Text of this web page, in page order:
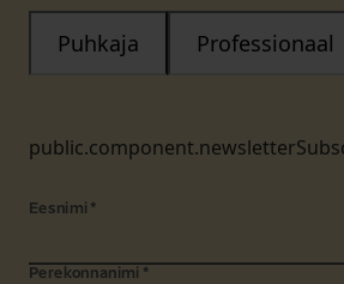
Puhkaja Professionaal
Eesnimi *
Perekonnanimi *